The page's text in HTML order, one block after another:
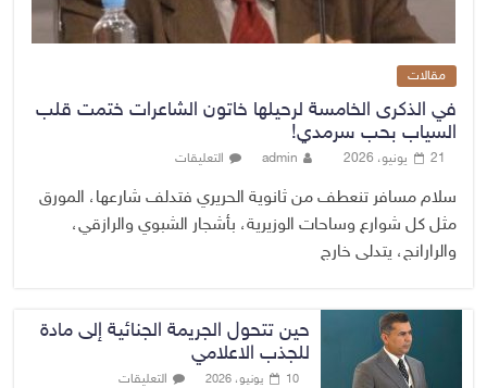
مقالات
في الذكرى الخامسة لرحيلها خاتون الشاعرات ختمت قلب
السياب بحب سرمدي!
21 يونيو، 2026 admin التعليقات
سلام مسافر تنعطف من ثانوية الحريري فتدلف شارعها، المورق
مثل كل شوارع وساحات الوزيرية، بأشجار الشبوي والرازقي،
والرارانج، يتدلى خارج
حين تتحول الجريمة الجنائية إلى مادة
للجذب الاعلامي
10 يونيو، 2026 التعليقات